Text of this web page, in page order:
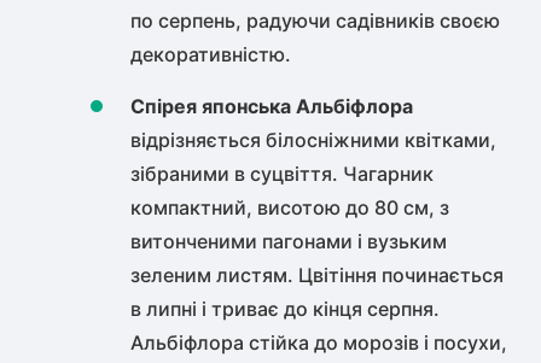
по серпень, радуючи садівників своєю
декоративністю.
Спірея японська Альбіфлора
відрізняється білосніжними квітками,
зібраними в суцвіття. Чагарник
компактний, висотою до 80 см, з
витонченими пагонами і вузьким
зеленим листям. Цвітіння починається
в липні і триває до кінця серпня.
Альбіфлора стійка до морозів і посухи,